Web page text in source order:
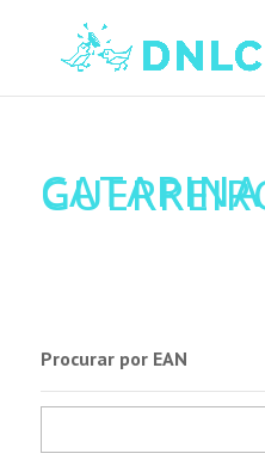
CATARINA
Procurar por EAN